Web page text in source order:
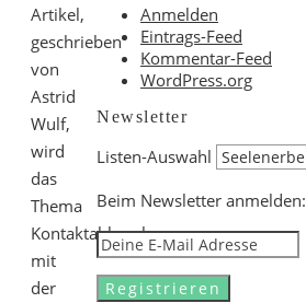
Artikel,
geschrieben
von
Astrid
Wulf,
wird
das
Thema
Kontaktabbruch
mit
der
Anmelden
Eintrags-Feed
Kommentar-Feed
WordPress.org
Newsletter
Listen-Auswahl
Beim Newsletter anmelden: